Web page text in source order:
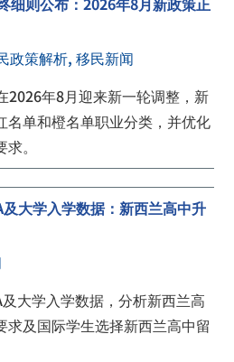
政策解析,移民新闻
2026年8月迎来新一轮调整，新
名单和橙名单职业分类，并优化
。
大学入学数据：新西兰高中升
大学入学数据，分析新西兰高
求及国际学生选择新西兰高中留